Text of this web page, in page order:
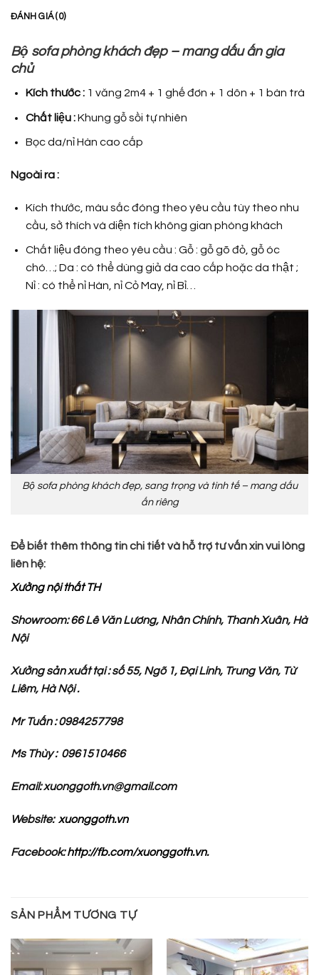
ĐÁNH GIÁ (0)
Bộ sofa phòng khách đẹp – mang dấu ấn gia
chủ
Kích thước : 1 văng 2m4 + 1 ghế đơn + 1 dôn + 1 bàn trà
Chất liệu :Khung gỗ sồi tự nhiên
Bọc da/nỉ Hàn cao cấp
Ngoài ra :
Kích thước, màu sắc đóng theo yêu cầu tùy theo nhu
cầu, sở thích và diện tích không gian phòng khách
Chất liệu đóng theo yêu cầu : Gỗ : gỗ gõ đỏ, gỗ óc
chó…; Da : có thể dùng giả da cao cấp hoặc da thật ;
Nỉ : có thể nỉ Hàn, nỉ Cỏ May, nỉ Bỉ…
Bộ sofa phòng khách đẹp, sang trọng và tinh tế – mang dấu
ấn riêng
Để biết thêm thông tin chi tiết và hỗ trợ tư vấn xin vui lòng
liên hệ:
Xưởng nội thất TH
Showroom: 66 Lê Văn Lương, Nhân Chính, Thanh Xuân, Hà
Nội
Xưởng sản xuất tại : số 55, Ngõ 1, Đại Linh, Trung Văn, Từ
Liêm, Hà Nội .
Mr Tuấn : 0984257798
Ms Thùy : 0961510466
Email: xuonggoth.vn@gmail.com
Website: xuonggoth.vn
Facebook:http://fb.com/xuonggoth.vn.
SẢN PHẨM TƯƠNG TỰ